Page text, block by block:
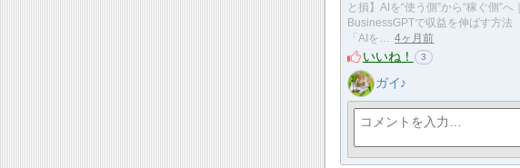
と損】AIを“使う側”から“稼ぐ側”へ｜
BusinessGPTで収益を伸ばす方法
「AIを…
4ヶ月前
いいね！ 3
ガイ♪